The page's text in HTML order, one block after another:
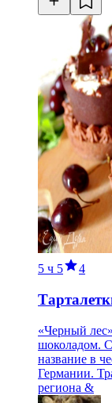
5 ч 5 4
«Черный
шоколадом.
название в
Германии.
региона &